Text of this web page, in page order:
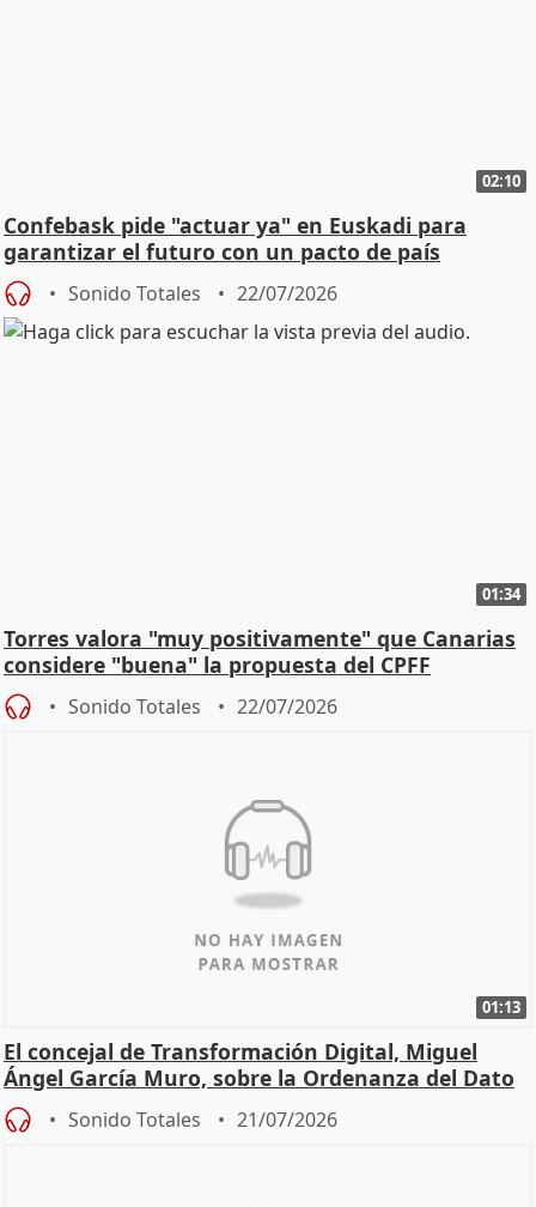
02:10
Confebask pide "actuar ya" en Euskadi para
garantizar el futuro con un pacto de país
Sonido Totales 22/07/2026
01:34
Torres valora "muy positivamente" que Canarias
considere "buena" la propuesta del CPFF
Sonido Totales 22/07/2026
01:13
El concejal de Transformación Digital, Miguel
Ángel García Muro, sobre la Ordenanza del Dato
Sonido Totales 21/07/2026